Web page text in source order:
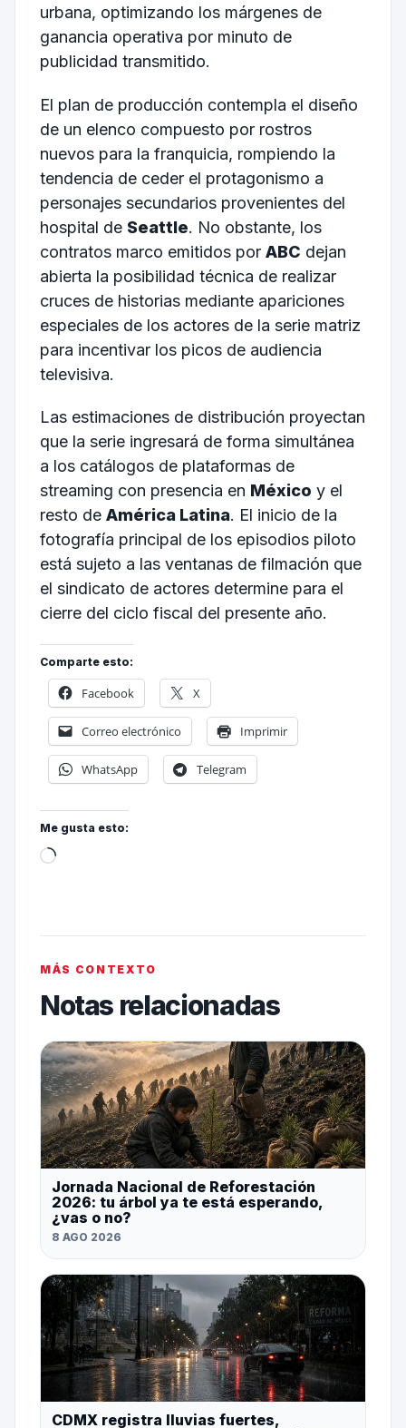
urbana, optimizando los márgenes de
ganancia operativa por minuto de
publicidad transmitido.
El plan de producción contempla el diseño
de un elenco compuesto por rostros
nuevos para la franquicia, rompiendo la
tendencia de ceder el protagonismo a
personajes secundarios provenientes del
hospital de Seattle. No obstante, los
contratos marco emitidos por ABC dejan
abierta la posibilidad técnica de realizar
cruces de historias mediante apariciones
especiales de los actores de la serie matriz
para incentivar los picos de audiencia
televisiva.
Las estimaciones de distribución proyectan
que la serie ingresará de forma simultánea
a los catálogos de plataformas de
streaming con presencia en México y el
resto de América Latina. El inicio de la
fotografía principal de los episodios piloto
está sujeto a las ventanas de filmación que
el sindicato de actores determine para el
cierre del ciclo fiscal del presente año.
Comparte esto:
Facebook X
Correo electrónico Imprimir
WhatsApp Telegram
Me gusta esto:
MÁS CONTEXTO
Notas relacionadas
Jornada Nacional de Reforestación
2026: tu árbol ya te está esperando,
¿vas o no?
8 AGO 2026
CDMX registra lluvias fuertes,